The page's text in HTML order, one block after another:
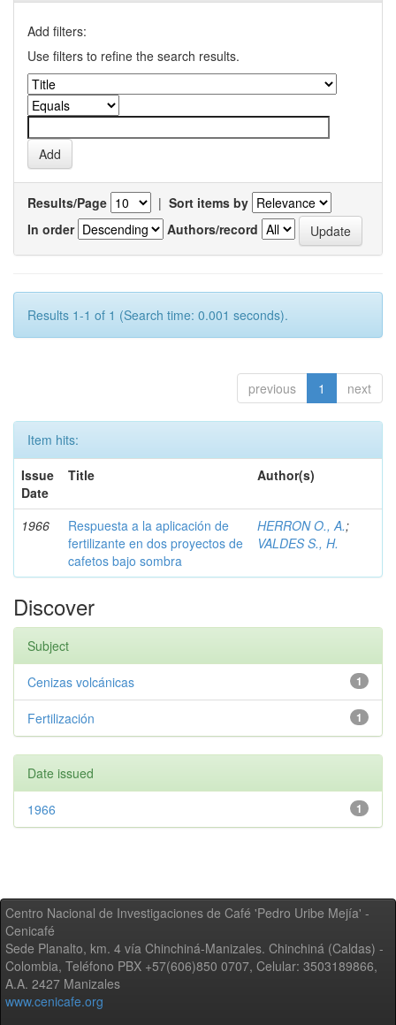
Add filters:
Use filters to refine the search results.
Results/Page | Sort items by
In order
Authors/record
Results 1-1 of 1 (Search time: 0.001 seconds).
previous 1 next
Item hits:
Issue
Date
Title Author(s)
1966
Respuesta a la aplicación de
fertilizante en dos proyectos de
cafetos bajo sombra
HERRON O., A.;
VALDES S., H.
Discover
Subject
1
Cenizas volcánicas
1
Fertilización
Date issued
1
1966
Centro Nacional de Investigaciones de Café 'Pedro Uribe Mejía' -
Cenicafé
Sede Planalto, km. 4 vía Chinchiná-Manizales. Chinchiná (Caldas) -
Colombia, Teléfono PBX +57(606)850 0707, Celular: 3503189866,
A.A. 2427 Manizales
www.cenicafe.org